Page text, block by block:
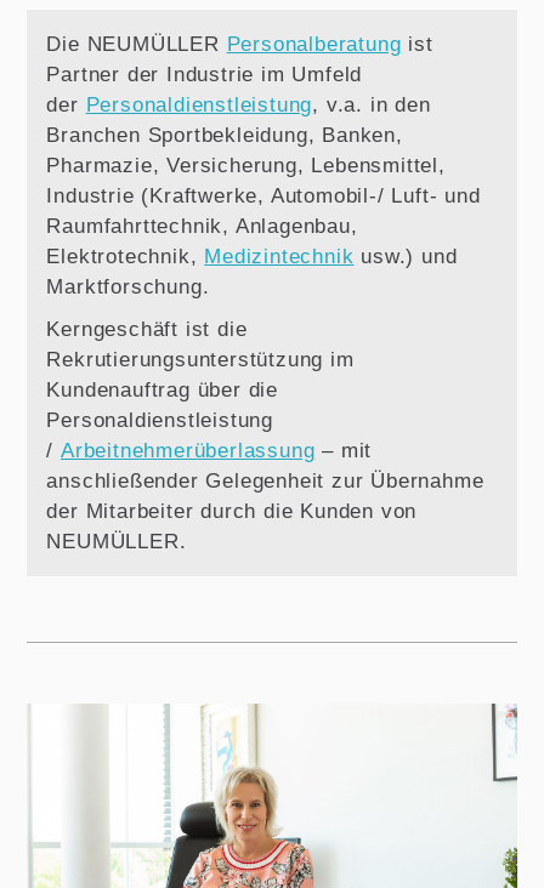
Die NEUMÜLLER Personalberatung ist
Partner der Industrie im Umfeld
der Personaldienstleistung, v.a. in den
Branchen Sportbekleidung, Banken,
Pharmazie, Versicherung, Lebensmittel,
Industrie (Kraftwerke, Automobil-/ Luft- und
Raumfahrttechnik, Anlagenbau,
Elektrotechnik, Medizintechnik usw.) und
Marktforschung.
Kerngeschäft ist die
Rekrutierungsunterstützung im
Kundenauftrag über die
Personaldienstleistung
/ Arbeitnehmerüberlassung – mit
anschließender Gelegenheit zur Übernahme
der Mitarbeiter durch die Kunden von
NEUMÜLLER.